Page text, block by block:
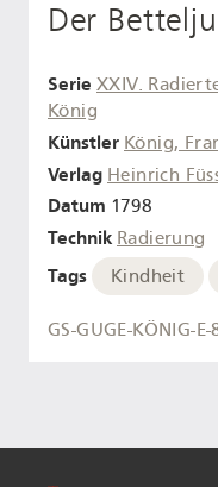
Der
Serie XXIV.
König
Künstler König,
Verlag Heinrich
Datum 1798
Technik Radierung
Tags Kindheit
GS-GUGE-KÖNIG-E-